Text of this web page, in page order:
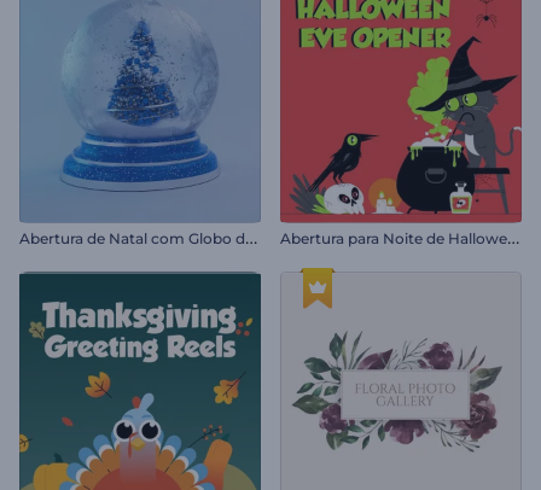
A
bertura de Natal com Globo de Neve A
bertura para Noite de Halloween